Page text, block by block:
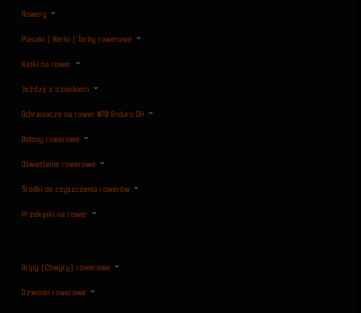
Rowery
Plecaki | Nerki | Torby rowerowe
Kaski na rower
Jeździj z dzieckiem
Ochraniacze na rower MTB Enduro DH
Bidony rowerowe
Oświetlenie rowerowe
Środki do czyszczenia rowerów
Przekąski na rower
Gripy (Chwyty) rowerowe
Dzwonki rowerowe